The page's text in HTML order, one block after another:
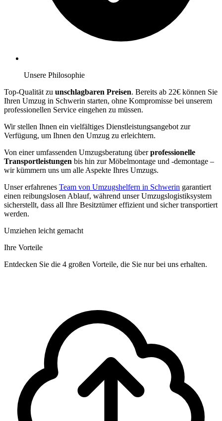
Unsere Philosophie
Top-Qualität zu unschlagbaren Preisen. Bereits ab 22€ können Sie
Ihren Umzug in Schwerin starten, ohne Kompromisse bei unserem
professionellen Service eingehen zu müssen.
Wir stellen Ihnen ein vielfältiges Dienstleistungsangebot zur
Verfügung, um Ihnen den Umzug zu erleichtern.
Von einer umfassenden Umzugsberatung überprofessionelle
Transportleistungen bis hin zur Möbelmontage und -demontage –
wir kümmern uns um alle Aspekte Ihres Umzugs.
Unser erfahrenes Team von Umzugshelfern in Schwerin garantiert
einen reibungslosen Ablauf, während unser Umzugslogistiksystem
sicherstellt, dass all Ihre Besitztümer effizient und sicher transportiert
werden.
Umziehen leicht gemacht
Ihre Vorteile
Entdecken Sie die 4 großen Vorteile, die Sie nur bei uns erhalten.